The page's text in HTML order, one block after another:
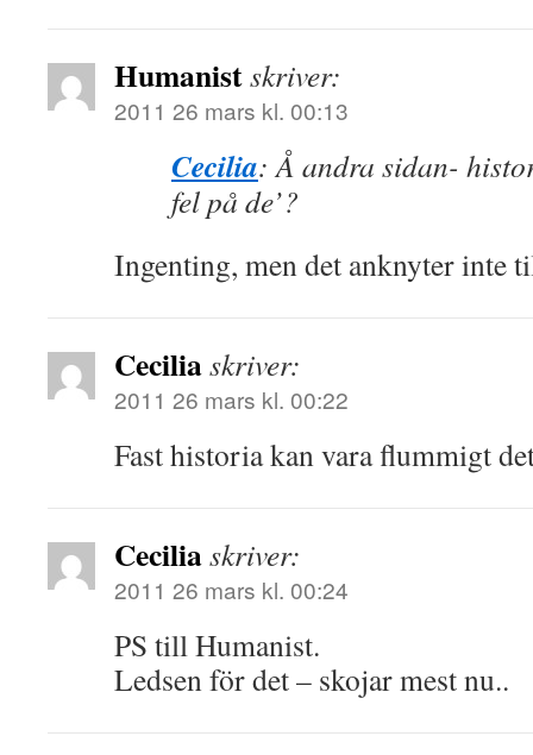
Humanistskriver:
2011 26 mars kl. 00:13
Cecilia: Å andra sidan-
fel på de’?
Ingenting, men det anknyter inte
Ceciliaskriver:
2011 26 mars kl. 00:22
Fast historia kan vara flummigt
Ceciliaskriver:
2011 26 mars kl. 00:24
PS till Humanist.
Ledsen för det – skojar mest nu..